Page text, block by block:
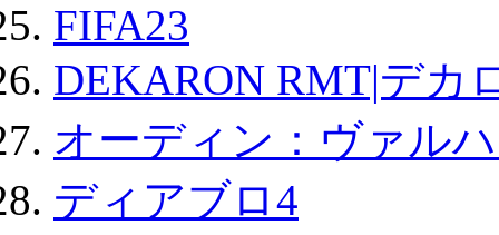
FIFA23
DEKARON RMT|デカ
オーディン：ヴァル
ディアブロ4